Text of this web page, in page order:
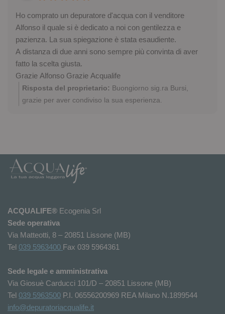
Ho comprato un depuratore d'acqua con il venditore
Alfonso il quale si è dedicato a noi con gentilezza e
pazienza. La sua spiegazione è stata esaudiente.
A distanza di due anni sono sempre più convinta di aver
fatto la scelta giusta.
Grazie Alfonso Grazie Acqualife
Risposta del proprietario: Buongiorno sig.ra Bursi,
grazie per aver condiviso la sua esperienza.
ACQUALIFE® Ecogenia Srl
Sede operativa
Via Matteotti, 8 – 20851 Lissone (MB)
Tel 039 5963400 Fax 039 5964361
Sede legale e amministrativa
Via Giosuè Carducci 101/D – 20851 Lissone (MB)
Tel 039 5963500 P.I. 06556200969 REA Milano N.1899544
info@depuratoriacqualife.it